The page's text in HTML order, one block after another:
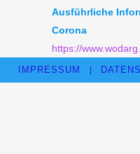
Ausführliche
Corona
https://
IMPRESSUM